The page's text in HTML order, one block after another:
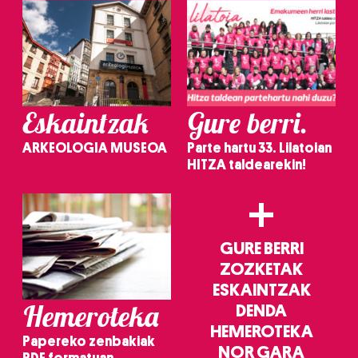
Eskaintzak
ARKEOLOGIA MUSEOA
Gure berri.
Parte hartu 33. Lilatoian
HITZA taldearekin!
Hemeroteka
Papereko zenbakiak
+
GURE BERRI
ZOZKETAK
ESKAINTZAK
DENDA
HEMEROTEKA
NOR GARA